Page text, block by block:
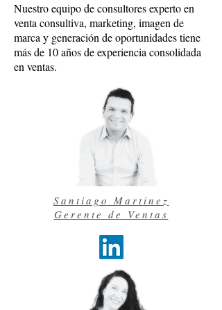
Nuestro equipo de consultores experto en
venta consultiva, marketing, imagen de
marca y generación de oportunidades tiene
más de 10 años de experiencia consolidada
en ventas.
Santiago Martinez
Gerente de Ventas